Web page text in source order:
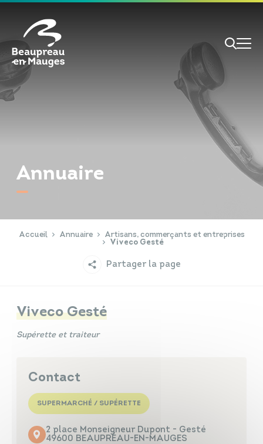
RECHERCHE
Annuaire
Accueil Annuaire
Artisans, commerçants et entreprises
Viveco Gesté
Partager la page
Viveco Gesté
Supérette et traiteur
Contact
SUPERMARCHÉ / SUPÉRETTE
2 place Monseigneur Dupont - Gesté
49600 BEAUPRÉAU-EN-MAUGES
Cookies management panel